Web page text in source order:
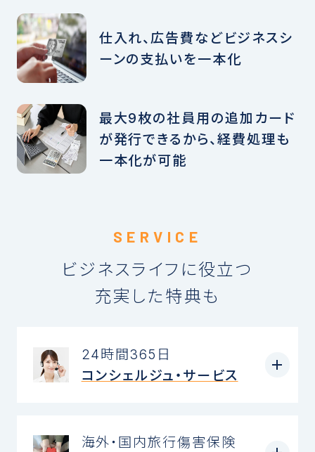
仕入れ、広告費などビジネスシ
ーンの支払いを一本化
最大9枚の社員用の追加カード
が発行できるから、経費処理も
一本化が可能
ビジネスライフに役立つ
充実した特典も
24時間365日
コンシェルジュ・サービス
海外・国内旅行傷害保険